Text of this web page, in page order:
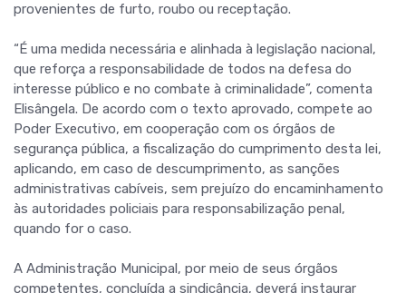
provenientes de furto, roubo ou receptação.
“É uma medida necessária e alinhada à legislação nacional,
que reforça a responsabilidade de todos na defesa do
interesse público e no combate à criminalidade”, comenta
Elisângela. De acordo com o texto aprovado, compete ao
Poder Executivo, em cooperação com os órgãos de
segurança pública, a fiscalização do cumprimento desta lei,
aplicando, em caso de descumprimento, as sanções
administrativas cabíveis, sem prejuízo do encaminhamento
às autoridades policiais para responsabilização penal,
quando for o caso.
A Administração Municipal, por meio de seus órgãos
competentes, concluída a sindicância, deverá instaurar